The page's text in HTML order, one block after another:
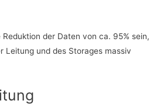
der Daten von ca. 95% sein,
Leitung und des Storages massiv